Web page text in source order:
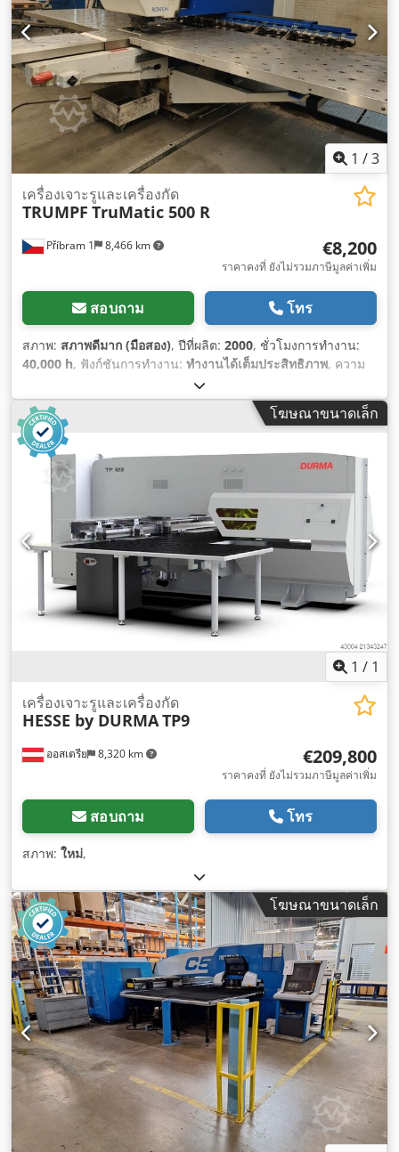
1 /3
Příbram 1 8,466 km
เครื่องเจาะรูและเครื่องกัด
TRUMPF TruMatic 500 R
€8,200
ราคาคงที่ ยังไม่รวมภาษีมูลค่าเพิ่ม
สอบถาม โทร
สภาพ: สภาพดีมาก (มือสอง), ปีที่ผลิต: 2000, ชั่วโมงการทำงาน:
40,000 h, ฟังก์ชันการทำงาน: ทำงานได้เต็มประสิทธิภาพ, ความ
, น้ำหนักรวม:
โต๊ะ:1,250 มม, ความยาวโต๊ะ:2,500 มม, ผู้ผลิตคอนโทรลเลอร์:
Bosch, รุ่นของคอนโทรลเลอร์: , กำลัง: 12 กิโลวัตต์ (16.32
แรงม้า), ระยะเวลาการรับประกัน:
การควบคุม CNC, ระดับของระบบอัตโนมัติ:อัตโนมัติ, ประเภท
การกระตุ้น:ไฮดรอลิก , อุปกรณ์:
ม่านแสงนิรภัย, ระบบจาระบี
อัตโนมัติแบบศูนย์กลาง, รีโมทคอนโทรลแบบเท้าเหยียบ, หยุด
ฉุกเฉิน, เครื่องหมาย CE, เอกสารประกอบ / คู่มือ
โฆษณาขนาดเล็ก
1 / 1
ออสเตรีย 8,320 km
เครื่องเจาะรูและเครื่องกัด
HESSE by DURMATP9
€209,800
ราคาคงที่ ยังไม่รวมภาษีมูลค่าเพิ่ม
สอบถาม โทร
สภาพ: ใหม่,
โฆษณาขนาดเล็ก